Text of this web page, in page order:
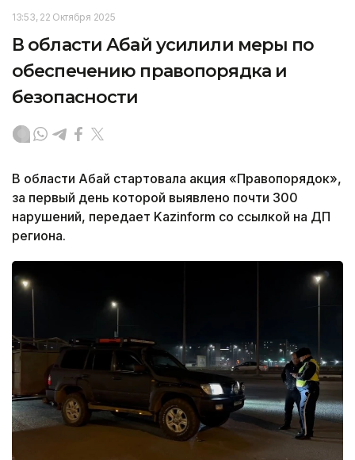
13:53, 22 Октября 2025
В области Абай усилили меры по
обеспечению правопорядка и
безопасности
В области Абай стартовала акция «Правопорядок»,
за первый день которой выявлено почти 300
нарушений, передает Kazinform со ссылкой на ДП
региона.